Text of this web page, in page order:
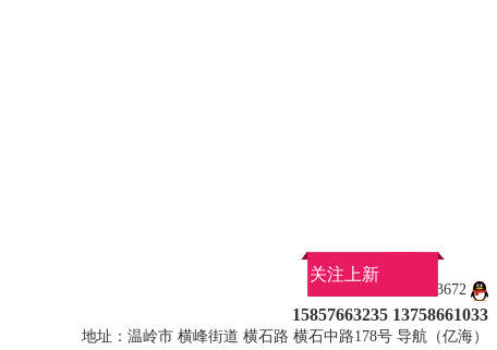
QQ：1027113672
15857663235 13758661033
地址：温岭市 横峰街道 横石路 横石中路178号 导航（亿海）
关注上新